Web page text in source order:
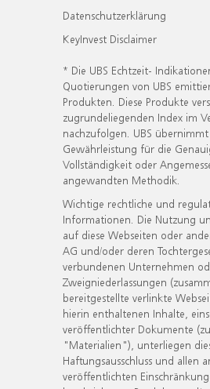
Datenschutzerklärung
KeyInvest Disclaimer
* Die UBS Echtzeit-
Quotierungen von UBS
Produkten. Diese Produkte
zugrundeliegenden Index im
nachzufolgen. UBS
Gewährleistung für die
Vollständigkeit oder
angewandten Methodik.
Wichtige rechtliche und
Informationen. Die Nutzung
auf diese Webseiten oder
AG und/oder deren
verbundenen Unternehmen
Zweigniederlassungen
bereitgestellte verlinkte
hierin enthaltenen Inhalte,
veröffentlichter Dokumente
"Materialien"), unterliegen
Haftungsausschluss und allen
veröffentlichten